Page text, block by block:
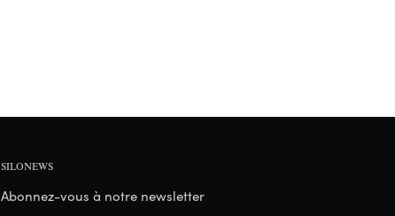
SILONEWS
Abonnez-vous à notre newsletter